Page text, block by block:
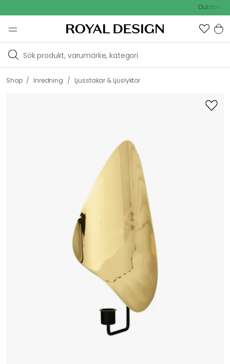
Outdoor
Shop / Inredning / Ljusstakar & Ljuslyktor